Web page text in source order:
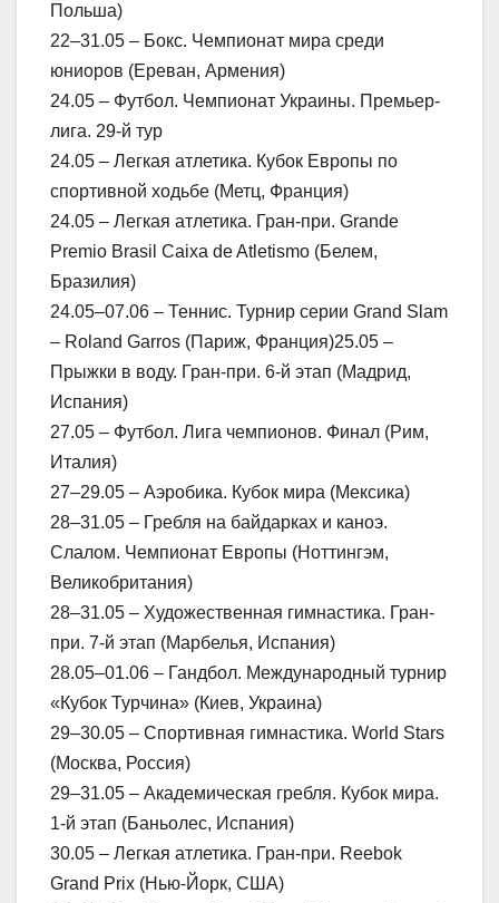
Польша)
22–31.05 – Бокс. Чемпионат мира среди
юниоров (Ереван, Армения)
24.05 – Футбол. Чемпионат Украины. Премьер-
лига. 29-й тур
24.05 – Легкая атлетика. Кубок Европы по
спортивной ходьбe (Метц, Франция)
24.05 – Легкая атлетика. Гран-при. Grande
Premio Brasil Caixa de Atletismo (Белем,
Бразилия)
24.05–07.06 – Теннис. Турнир серии Grand Slam
– Roland Garros (Париж, Франция)25.05 –
Прыжки в воду. Гран-при. 6-й этап (Мадрид,
Испания)
27.05 – Футбол. Лига чемпионов. Финал (Рим,
Италия)
27–29.05 – Аэробика. Кубок мира (Мексика)
28–31.05 – Гребля на байдарках и каноэ.
Слалом. Чемпионат Европы (Ноттингэм,
Великобритания)
28–31.05 – Художественная гимнастика. Гран-
при. 7-й этап (Марбелья, Испания)
28.05–01.06 – Гандбол. Международный турнир
«Кубок Турчина» (Киев, Украина)
29–30.05 – Спортивная гимнастика. World Stars
(Москва, Россия)
29–31.05 – Академическая гребля. Кубок мира.
1-й этап (Баньолес, Испания)
30.05 – Легкая атлетика. Гран-при. Reebok
Grand Prix (Нью-Йорк, США)